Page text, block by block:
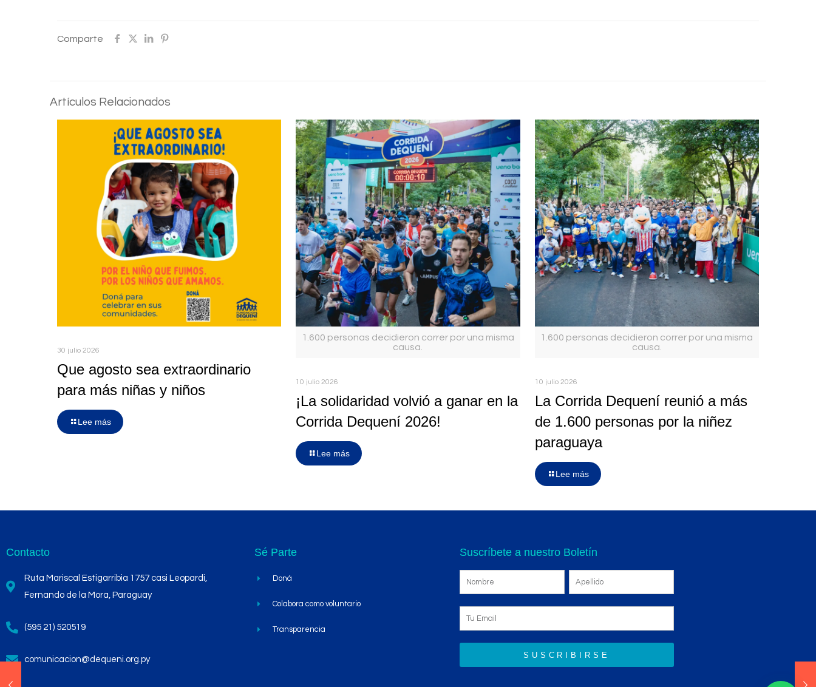
Comparte
Artículos Relacionados
30 julio 2026
Que agosto sea extraordinario
para más niñas y niños
Lee más
1.600 personas decidieron correr por una misma
causa.
10 julio 2026
¡La solidaridad volvió a ganar en la
Corrida Dequení 2026!
Lee más
1.600 personas decidieron correr por una misma
causa.
10 julio 2026
La Corrida Dequení reunió a más
de 1.600 personas por la niñez
paraguaya
Lee más
Contacto
Ruta Mariscal Estigarribia 1757 casi Leopardi,
Fernando de la Mora, Paraguay
(595 21) 520519
comunicacion@dequeni.org.py
Sé Parte
Doná
Colabora como voluntario
Transparencia
Suscríbete a nuestro Boletín
SUSCRIBIRSE